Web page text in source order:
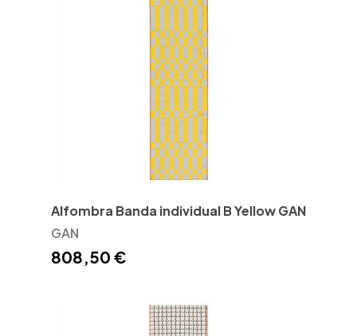
Alfombra Banda individual B Yellow GAN
GAN
808,50 €